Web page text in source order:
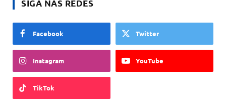
SIGA NAS REDES
Facebook Twitter
Instagram YouTube
TikTok